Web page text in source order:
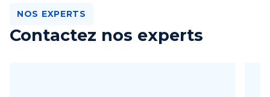
NOS EXPERTS
Contactez nos experts